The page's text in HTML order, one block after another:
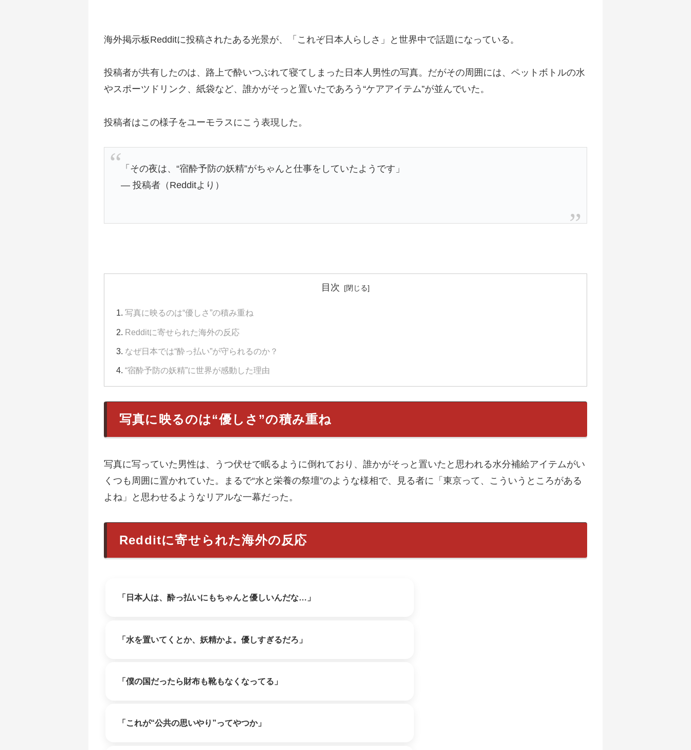
海外掲示板Redditに投稿されたある光景が、「これぞ日本人らしさ」と世界中で話題になっている。
投稿者が共有したのは、路上で酔いつぶれて寝てしまった日本人男性の写真。だがその周囲には、ペットボトルの水
やスポーツドリンク、紙袋など、誰かがそっと置いたであろう“ケアアイテム”が並んでいた。
投稿者はこの様子をユーモラスにこう表現した。
「その夜は、“宿酔予防の妖精”がちゃんと仕事をしていたようです」
— 投稿者（Redditより）
目次
写真に映るのは“優しさ”の積み重ね
Redditに寄せられた海外の反応
なぜ日本では“酔っ払い”が守られるのか？
“宿酔予防の妖精”に世界が感動した理由
写真に映るのは“優しさ”の積み重ね
写真に写っていた男性は、うつ伏せで眠るように倒れており、誰かがそっと置いたと思われる水分補給アイテムがい
くつも周囲に置かれていた。まるで“水と栄養の祭壇”のような様相で、見る者に「東京って、こういうところがある
よね」と思わせるようなリアルな一幕だった。
Redditに寄せられた海外の反応
「日本人は、酔っ払いにもちゃんと優しいんだな…」
「水を置いてくとか、妖精かよ。優しすぎるだろ」
「僕の国だったら財布も靴もなくなってる」
「これが“公共の思いやり”ってやつか」